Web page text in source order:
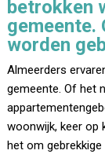
betrokken
gemeente.
worden
Almeerders
gemeente. Of het
woonwijk, keer op
het om